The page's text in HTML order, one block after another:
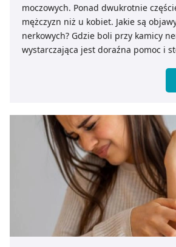
z brakiem dostępu do wszystkich
Strony.
moczowych. Ponad dwukrotnie
mężczyzn niż u kobiet. Jakie są
nerkowych? Gdzie boli przy kamicy
wystarczająca jest doraźna pomoc i